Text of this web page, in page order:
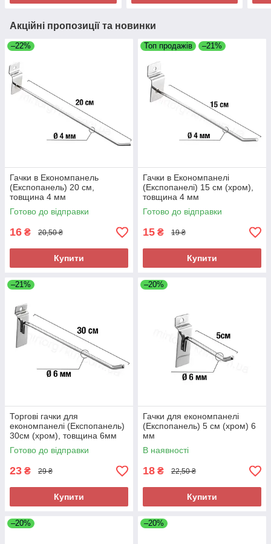
Акційні пропозиції та новинки
–22%
Гачки в Економпанель
(Експопанель) 20 см,
товщина 4 мм
Готово до відправки
16 ₴ 20,50 ₴
Купити
Топ продажів –21%
Гачки в Економпанелі
(Експопанелі) 15 см (хром),
товщина 4 мм
Готово до відправки
15 ₴ 19 ₴
Купити
–21%
Торгові гачки для
економпанелі (Експопанель)
30см (хром), товщина 6мм
Готово до відправки
23 ₴ 29 ₴
Купити
–20%
Гачки для економпанелі
(Експопанель) 5 см (хром) 6
мм
В наявності
18 ₴ 22,50 ₴
Купити
–20% –20%